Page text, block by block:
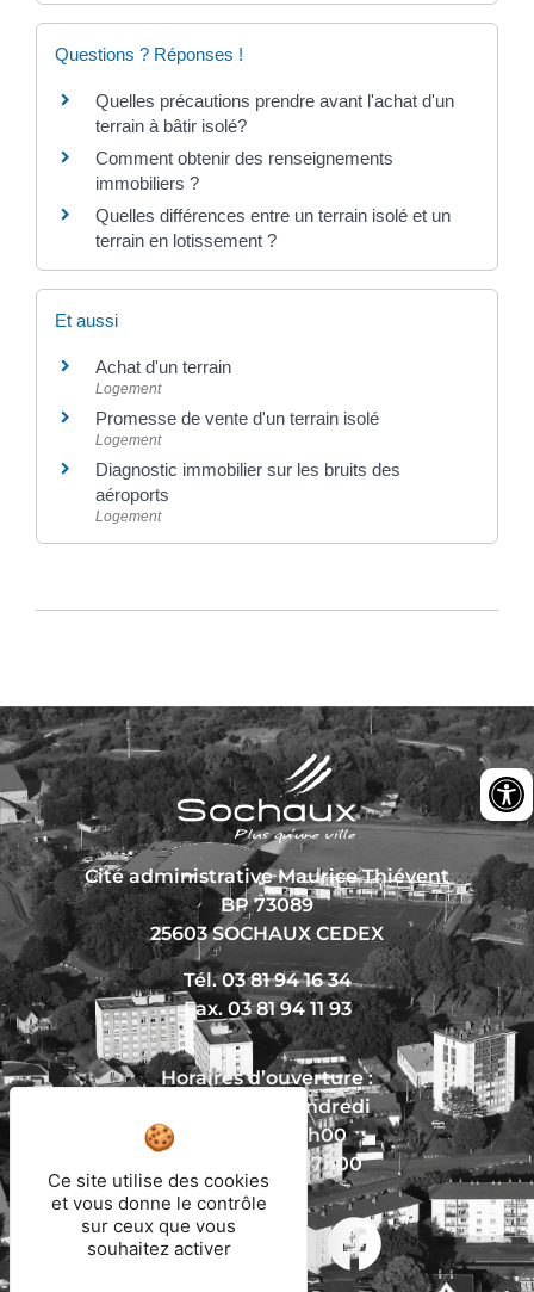
Questions ? Réponses !
Quelles précautions prendre avant l'achat d'un
terrain à bâtir isolé?
Comment obtenir des renseignements
immobiliers ?
Quelles différences entre un terrain isolé et un
terrain en lotissement ?
Et aussi
Achat d'un terrain
Logement
Promesse de vente d'un terrain isolé
Logement
Diagnostic immobilier sur les bruits des
aéroports
Logement
Cité administrative Maurice Thiévent
BP 73089
25603 SOCHAUX CEDEX
Tél. 03 81 94 16 34
Fax. 03 81 94 11 93
Horaires d’ouverture :
Du lundi au vendredi
De 8h30 à 12h00
Et de 13h30 à 17h00
Nous écrire
Ce site utilise des cookies
et vous donne le contrôle
sur ceux que vous
souhaitez activer